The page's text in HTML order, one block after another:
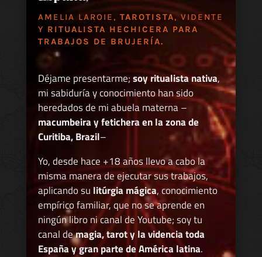
AMELIA LAROIE, TAROTISTA, VIDENTE
Y RITUALISTA HECHICERA PARA
TRABAJOS DE BRUJERÍA.
Déjame presentarme;soy ritualista nativa,
mi sabiduría y conocimiento han sido
heredados de mi abuela materna –
macumbeira y fetichera en la zona de
Curitiba, Brazil–
Yo, desde hace +18 años llevo a cabo la
misma manera de ejecutar sus trabajos,
aplicando su litúrgia mágica, conocimiento
empírico familiar, que no se aprende en
ningún libro ni canal de Youtube; soy tu
canal demagia, tarot y la videncia toda
España y gran parte de América latina.